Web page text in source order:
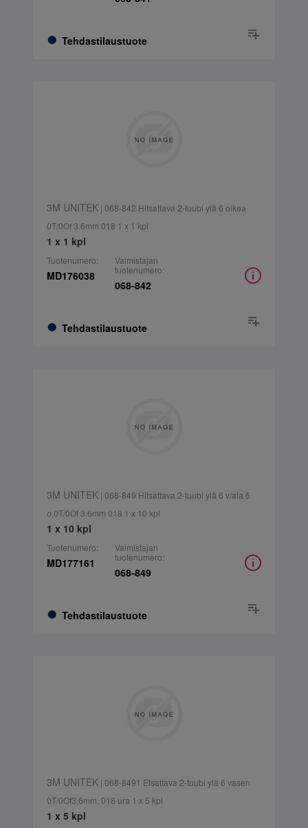
Tehdastilaustuote
3M UNITEK| 068-842 Hitsattava 2-tuubi ylä 6 oikea
0T/0Of 3.6mm 018 1 x 1 kpl
1 x 1 kpl
Tuotenumero:
MD176038
Tehdastilaustuote
Valmistajan
tuotenumero:
068-842
3M UNITEK| 068-849 Hitsattava 2-tuubi ylä 6 v/ala 6
o,0T/0Of 3.6mm 018 1 x 10 kpl
1 x 10 kpl
Tuotenumero:
MD177161
Tehdastilaustuote
Valmistajan
tuotenumero:
068-849
3M UNITEK| 068-8491 Etsattava 2-tuubi ylä 6 vasen
0T/0Of3.6mm, 018 ura 1 x 5 kpl
1 x 5 kpl